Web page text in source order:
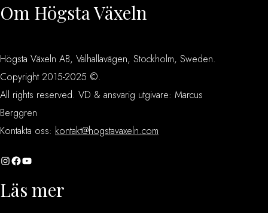
Om Högsta Växeln
Högsta Växeln AB, Valhallavägen, Stockholm, Sweden.
Copyright 2015-2025 ©.
All rights reserved. VD & ansvarig utgivare: Marcus
Berggren
Kontakta oss: kontakt@hogstavaxeln.com
InstagramFacebook YouTube
Läs mer